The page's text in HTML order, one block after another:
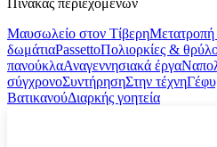
Πίνακας περιεχομένων
Μαυσωλείο στον ΤίβερηΜετατροπή
δωμάτιαPassettoΠολιορκίες &
πανούκλαΑναγεννησιακά έργα
σύγχρονοΣυντήρησηΣτην τέχνη
ΒατικανούΔιαρκής γοητεία